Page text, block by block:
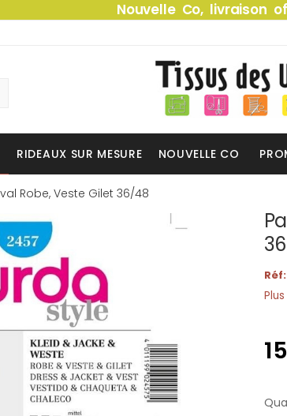
Nouvelle Co, livraison
RIDEAUX SUR MESURE NOUVELLE CO
Robe, Veste Gilet 36/48